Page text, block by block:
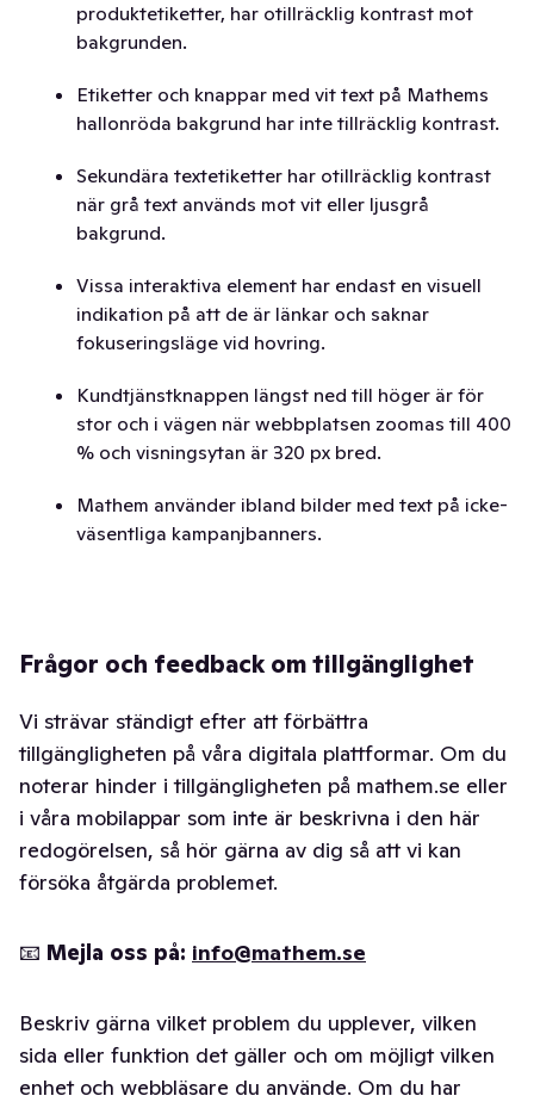
produktetiketter, har otillräcklig kontrast mot
bakgrunden.
Etiketter och knappar med vit text på Mathems
hallonröda bakgrund har inte tillräcklig kontrast.
Sekundära textetiketter har otillräcklig kontrast
när grå text används mot vit eller ljusgrå
bakgrund.
Vissa interaktiva element har endast en visuell
indikation på att de är länkar och saknar
fokuseringsläge vid hovring.
Kundtjänstknappen längst ned till höger är för
stor och i vägen när webbplatsen zoomas till 400
% och visningsytan är 320 px bred.
Mathem använder ibland bilder med text på icke-
väsentliga kampanjbanners.
Frågor och feedback om tillgänglighet
Vi strävar ständigt efter att förbättra
tillgängligheten på våra digitala plattformar. Om du
noterar hinder i tillgängligheten på mathem.se eller
i våra mobilappar som inte är beskrivna i den här
redogörelsen, så hör gärna av dig så att vi kan
försöka åtgärda problemet.
📧 Mejla oss på: info@mathem.se
Beskriv gärna vilket problem du upplever, vilken
sida eller funktion det gäller och om möjligt vilken
enhet och webbläsare du använde. Om du har